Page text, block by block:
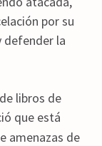
por su
defender la
libros de
que está
amenazas de